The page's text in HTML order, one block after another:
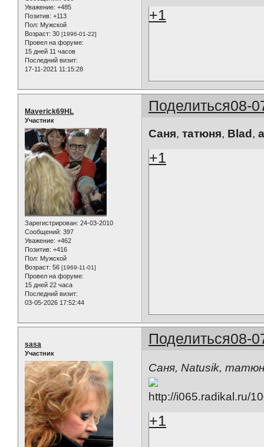
Уважение: +485
Позитив: +113
Пол: Мужской
Возраст: 30 [1996-01-22]
Провел на форуме:
15 дней 11 часов
Последний визит:
17-11-2021 11:15:28
+1
Поделиться08-
Maverick69HL
Участник
Зарегистрирован: 24-03-2010
Сообщений: 397
Уважение: +462
Позитив: +416
Пол: Мужской
Возраст: 56 [1969-11-01]
Провел на форуме:
15 дней 22 часа
Последний визит:
03-05-2026 17:52:44
Саня,татюня, Blad,
+1
Поделиться08-
sasa
Участник
Саня, Natusik,
+1